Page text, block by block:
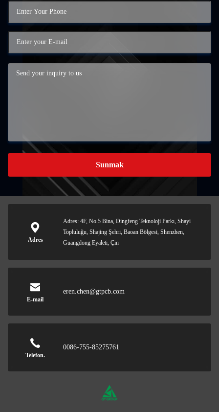
Sunmak
Adres
Adres: 4F, No.5 Bina, Dingfeng Teknoloji Parkı, Shayi
Topluluğu, Shajing Şehri, Baoan Bölgesi, Shenzhen,
Guangdong Eyaleti, Çin
E-mail
eren.chen@gtpcb.com
Telefon.
0086-755-85275761